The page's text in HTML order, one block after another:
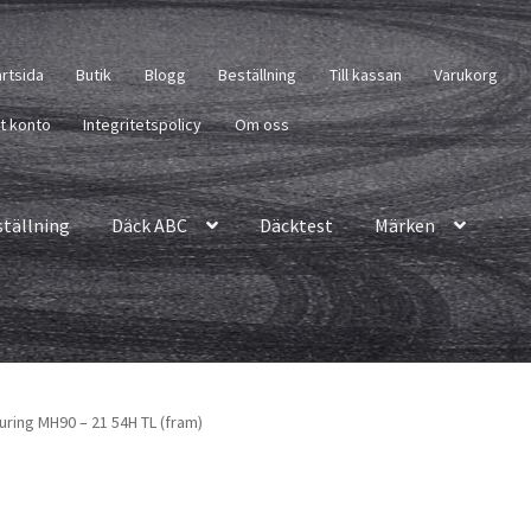
Butik Blogg Beställning Till kassan Varukorg
konto Integritetspolicy Om oss
Däck ABC Däcktest Märken
MH90 – 21 54H TL (fram)